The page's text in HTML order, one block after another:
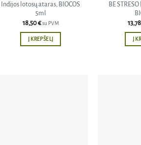
Indijos lotosų ataras, BIOCOS
5ml
18,50€ su PVM
Į KREPŠELĮ
BE
13,78
Į